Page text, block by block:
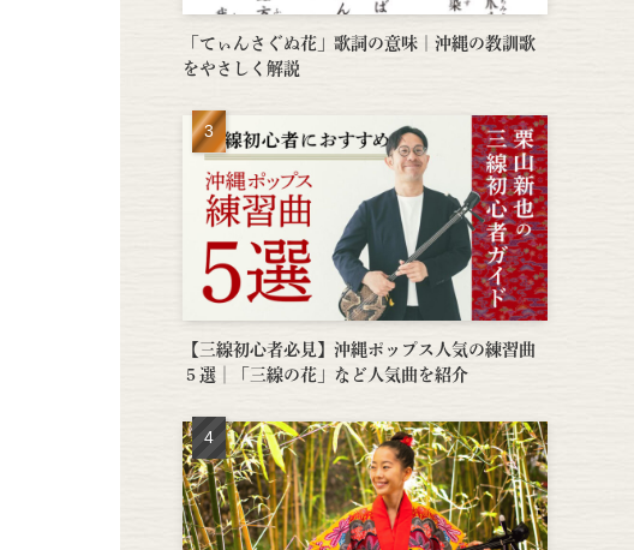
「てぃんさぐぬ花」歌詞の意味｜沖縄の教訓歌
をやさしく解説
【三線初心者必見】沖縄ポップス人気の練習曲
５選│「三線の花」など人気曲を紹介